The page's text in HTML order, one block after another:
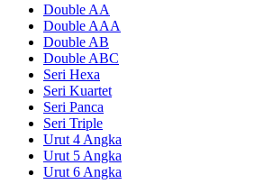
Double AA
Double AAA
Double AB
Double ABC
Seri Hexa
Seri Kuartet
Seri Panca
Seri Triple
Urut 4 Angka
Urut 5 Angka
Urut 6 Angka